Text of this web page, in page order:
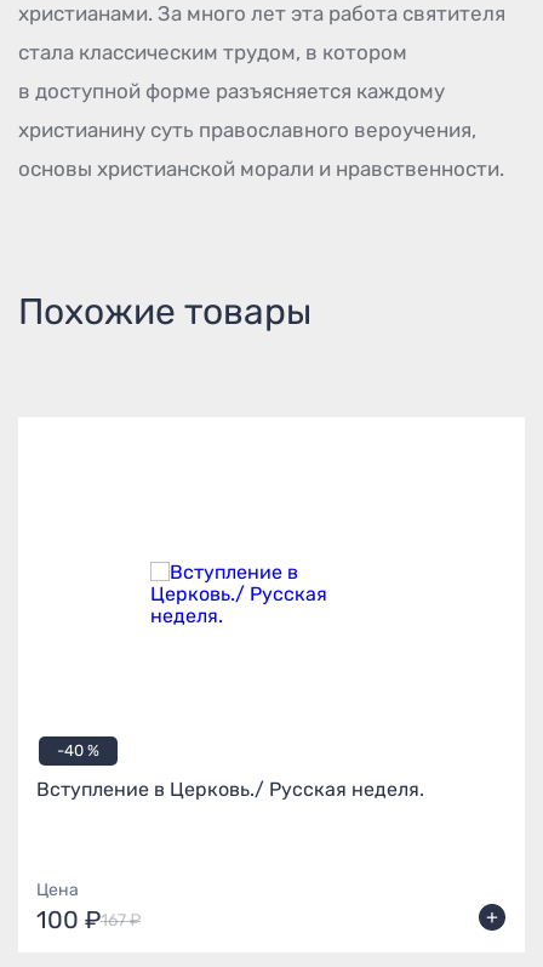
христианами. За много лет эта работа святителя
стала классическим трудом, в котором
в доступной форме разъясняется каждому
христианину суть православного вероучения,
основы христианской морали и нравственности.
Похожие товары
-40 %
Вступление в Церковь./ Русская неделя.
Цена
100 ₽167 ₽ +